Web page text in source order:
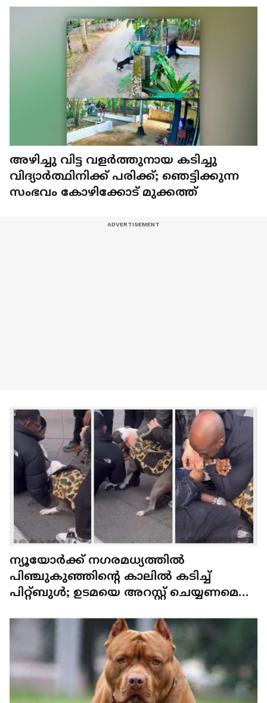
അഴിച്ചു വിട്ട വളർത്തുനായ കടിച്ചു
വിദ്യാർത്ഥിനിക്ക് പരിക്ക്; ഞെട്ടിക്കുന്ന
സംഭവം കോഴിക്കോട് മുക്കത്ത്
ന്യൂയോർക്ക് നഗരമധ്യത്തിൽ
പി‌ഞ്ചുകുഞ്ഞിന്‍റെ കാലിൽ കടിച്ച്
പിറ്റ്ബുൾ; ഉടമയെ അറസ്റ്റ് ചെയ്യണമെന്ന്